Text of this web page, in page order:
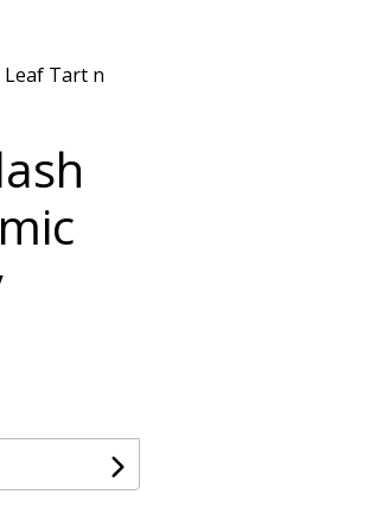
Leaf Tart n